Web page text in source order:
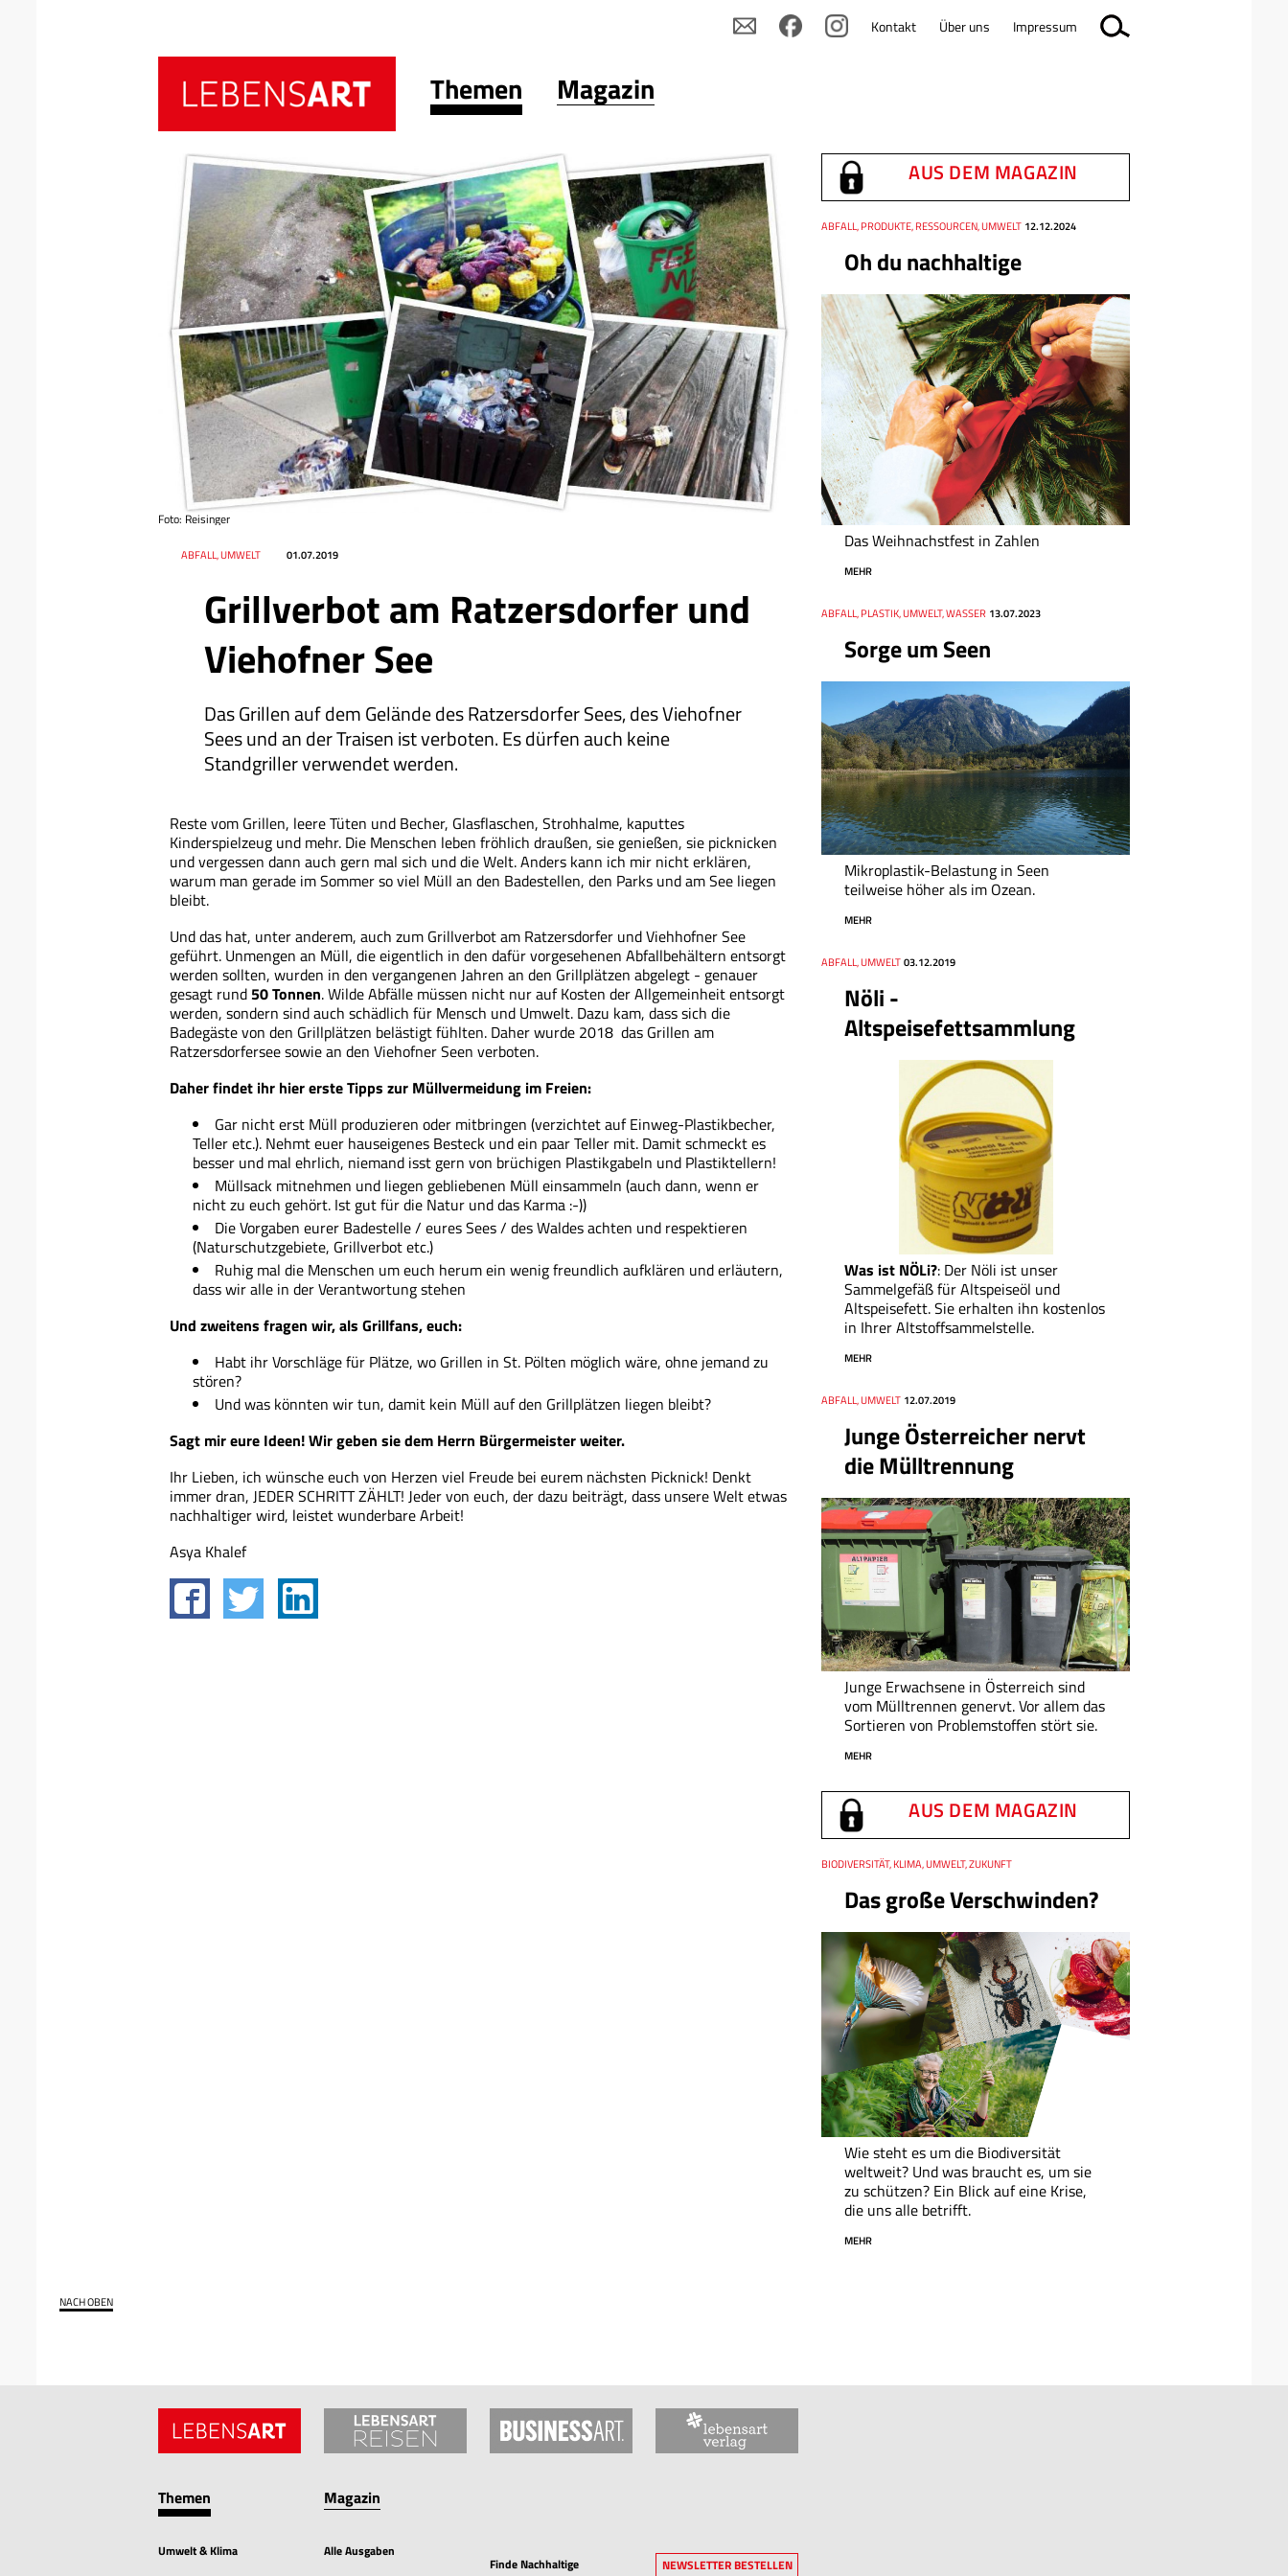
Themen Magazin
Grillverbot am Ratzersdorfer und
Viehofner See
Das Grillen auf dem Gelände des Ratzersdorfer Sees, des Viehofner
Sees und an der Traisen ist verboten. Es dürfen auch keine
Standgriller verwendet werden.
Datum 01.07.2019
RessortABFALL, UMWELT
Foto: Reisinger
Reste vom Grillen, leere Tüten und Becher, Glasflaschen, Strohhalme, kaputtes
Kinderspielzeug und mehr. Die Menschen leben fröhlich draußen, sie genießen, sie picknicken
und vergessen dann auch gern mal sich und die Welt. Anders kann ich mir nicht erklären,
warum man gerade im Sommer so viel Müll an den Badestellen, den Parks und am See liegen
bleibt.
Und das hat, unter anderem, auch zum Grillverbot am Ratzersdorfer und Viehhofner See
geführt. Unmengen an Müll, die eigentlich in den dafür vorgesehenen Abfallbehältern entsorgt
werden sollten, wurden in den vergangenen Jahren an den Grillplätzen abgelegt - genauer
gesagt rund50 Tonnen. Wilde Abfälle müssen nicht nur auf Kosten der Allgemeinheit entsorgt
werden, sondern sind auch schädlich für Mensch und Umwelt. Dazu kam, dass sich die
Badegäste von den Grillplätzen belästigt fühlten. Daher wurde 2018 das Grillen am
Ratzersdorfersee sowie an den Viehofner Seen verboten.
Daher findet ihr hier erste Tipps zur Müllvermeidung im Freien:
Gar nicht erst Müll produzieren oder mitbringen (verzichtet auf Einweg-Plastikbecher,
Teller etc.). Nehmt euer hauseigenes Besteck und ein paar Teller mit. Damit schmeckt es
besser und mal ehrlich, niemand isst gern von brüchigen Plastikgabeln und Plastiktellern!
Müllsack mitnehmen und liegen gebliebenen Müll einsammeln (auch dann, wenn er
nicht zu euch gehört. Ist gut für die Natur und das Karma :-))
Die Vorgaben eurer Badestelle / eures Sees / des Waldes achten und respektieren
(Naturschutzgebiete, Grillverbot etc.)
Ruhig mal die Menschen um euch herum ein wenig freundlich aufklären und erläutern,
dass wir alle in der Verantwortung stehen
Und zweitens fragen wir, als Grillfans, euch:
Habt ihr Vorschläge für Plätze, wo Grillen in St. Pölten möglich wäre, ohne jemand zu
stören?
Und was könnten wir tun, damit kein Müll auf den Grillplätzen liegen bleibt?
Sagt mir eure Ideen! Wir geben sie dem Herrn Bürgermeister weiter.
Ihr Lieben, ich wünsche euch von Herzen viel Freude bei eurem nächsten Picknick! Denkt
immer dran, JEDER SCHRITT ZÄHLT! Jeder von euch, der dazu beiträgt, dass unsere Welt etwas
nachhaltiger wird, leistet wunderbare Arbeit!
Asya Khalef
AUS DEM MAGAZIN
Oh du nachhaltige
Thema
ABFALL, PRODUKTE, RESSOURCEN, UMWELT
Datum 12.12.2024
Das Weihnachstfest in Zahlen
MEHR
Sorge um Seen
Thema
ABFALL, PLASTIK, UMWELT, WASSER
Datum 13.07.2023
Mikroplastik-Belastung in Seen
teilweise höher als im Ozean.
MEHR
Nöli -
Altspeisefettsammlung
Thema
ABFALL, UMWELT
Datum 03.12.2019
Was ist NÖLi?: Der Nöli ist unser
Sammelgefäß für Altspeiseöl und
Altspeisefett. Sie erhalten ihn kostenlos
in Ihrer Altstoffsammelstelle.
MEHR
Junge Österreicher nervt
die Mülltrennung
Thema
ABFALL, UMWELT
Datum 12.07.2019
Junge Erwachsene in Österreich sind
vom Mülltrennen genervt. Vor allem das
Sortieren von Problemstoffen stört sie.
MEHR
AUS DEM MAGAZIN
Das große Verschwinden?
Thema
BIODIVERSITÄT, KLIMA, UMWELT, ZUKUNFT
Wie steht es um die Biodiversität
weltweit? Und was braucht es, um sie
zu schützen? Ein Blick auf eine Krise,
die uns alle betrifft.
MEHR
NACH OBEN
Themen
Umwelt & Klima
Magazin
Alle Ausgaben
Finde Nachhaltige NEWSLETTER BESTELLEN
Kontakt Über uns Impressum